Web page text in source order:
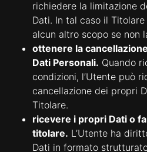
richiedere la limitazione
Dati. In tal caso il
alcun altro scopo se non
ottenere la
Dati Personali. Quando
condizioni, l’Utente può
cancellazione dei propri
Titolare.
ricevere i propri Dati o
titolare. L’Utente ha
Dati in formato